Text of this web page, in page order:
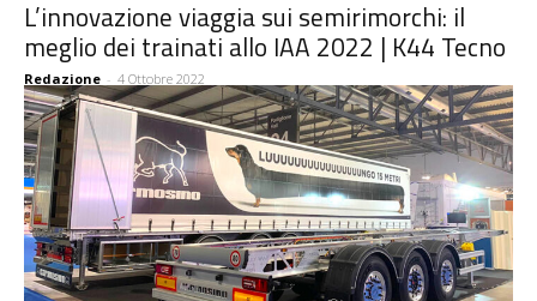
L’innovazione viaggia sui semirimorchi: il
meglio dei trainati allo IAA 2022 | K44 Tecno
Redazione - 4 Ottobre 2022